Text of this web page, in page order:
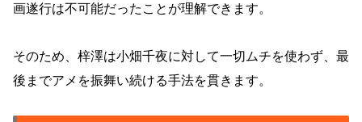
画遂行は不可能だったことが理解できます。
そのため、梓澤は小畑千夜に対して一切ムチを使わず、最
後までアメを振舞い続ける手法を貫きます。